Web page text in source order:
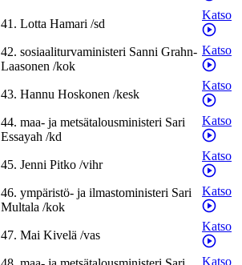
41. Lotta Hamari /sd
Katso
42. sosiaaliturvaministeri Sanni Grahn-
Laasonen /kok
Katso
43. Hannu Hoskonen /kesk
Katso
44. maa- ja metsätalousministeri Sari
Essayah /kd
Katso
45. Jenni Pitko /vihr
Katso
46. ympäristö- ja ilmastoministeri Sari
Multala /kok
Katso
47. Mai Kivelä /vas
Katso
Katso